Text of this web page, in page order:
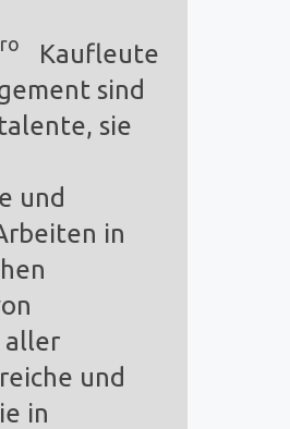
Kaufleute
sind
sie
und
in
aller
und
in